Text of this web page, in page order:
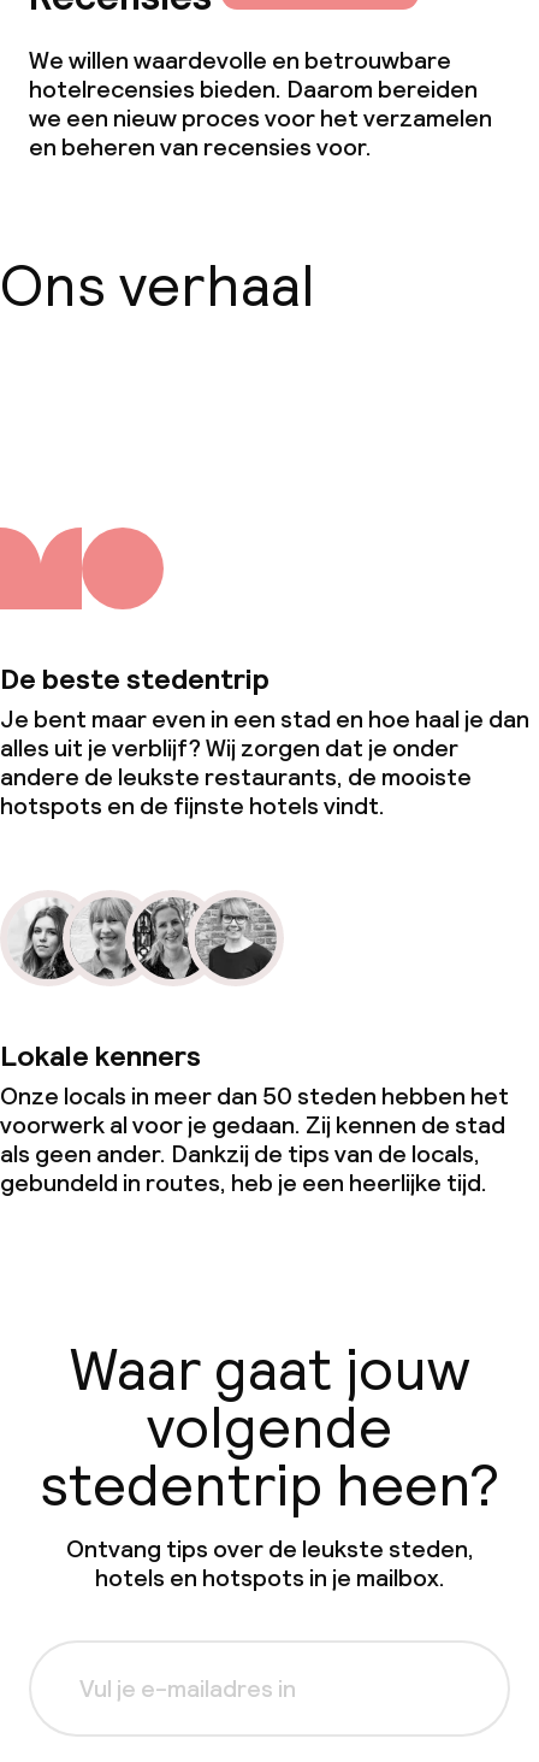
We willen waardevolle en betrouwbare
hotelrecensies bieden. Daarom bereiden
we een nieuw proces voor het verzamelen
en beheren van recensies voor.
Ons verhaal
De beste stedentrip
Je bent maar even in een stad en hoe haal je dan
alles uit je verblijf? Wij zorgen dat je onder
andere de leukste restaurants, de mooiste
hotspots en de fijnste hotels vindt.
Lokale kenners
Onze locals in meer dan 50 steden hebben het
voorwerk al voor je gedaan. Zij kennen de stad
als geen ander. Dankzij de tips van de locals,
gebundeld in routes, heb je een heerlijke tijd.
Waar gaat jouw
volgende
stedentrip heen?
Ontvang tips over de leukste steden,
hotels en hotspots in je mailbox.